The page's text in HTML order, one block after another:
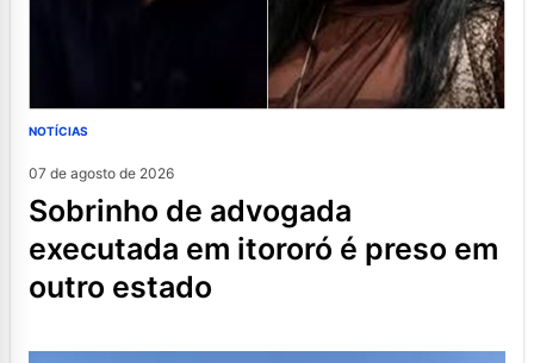
NOTÍCIAS
07 de agosto de 2026
sobrinho de advogada
executada em itororó é preso em
outro estado